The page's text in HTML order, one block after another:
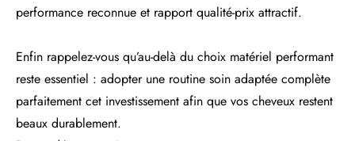
performance reconnue et rapport qualité-prix attractif.
Enfin rappelez-vous qu’au-delà du choix matériel performant
reste essentiel : adopter une routine soin adaptée complète
parfaitement cet investissement afin que vos cheveux restent
beaux durablement.